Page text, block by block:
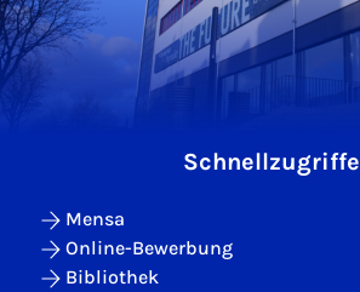
Schnellzugriffe
Mensa
Online-Bewerbung
Bibliothek